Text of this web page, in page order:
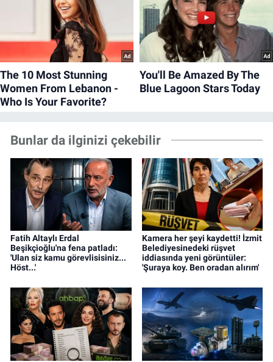
Bunlar da ilginizi çekebilir
Fatih Altaylı Erdal
Beşikçioğlu'na fena patladı:
'Ulan siz kamu görevlisisiniz...
Höst...'
Kamera her şeyi kaydetti! İzmit
Belediyesinedeki rüşvet
iddiasında yeni görüntüler:
'Şuraya koy. Ben oradan alırım'